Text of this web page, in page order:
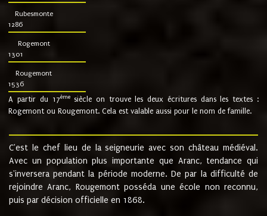
Rubesmonte
1286
Rogemont
1301
Rougemont
1536
A partir du 17ème siècle on trouve les deux écritures dans les textes :
Rogemont ou Rougemont. Cela est valable aussi pour le nom de famille.
C'est le chef lieu de la seigneurie avec son château médiéval.
Avec un population plus importante que Aranc, tendance qui
s'inversera pendant la période moderne. De par la difficulté de
rejoindre Aranc, Rougemont posséda une école non reconnu,
puis par décision officielle en 1868.